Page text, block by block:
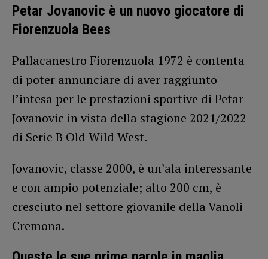
Petar Jovanovic è un nuovo giocatore di
Fiorenzuola Bees
Pallacanestro Fiorenzuola 1972 è contenta
di poter annunciare di aver raggiunto
l’intesa per le prestazioni sportive di Petar
Jovanovic in vista della stagione 2021/2022
di Serie B Old Wild West.
Jovanovic, classe 2000, è un’ala interessante
e con ampio potenziale; alto 200 cm, è
cresciuto nel settore giovanile della Vanoli
Cremona.